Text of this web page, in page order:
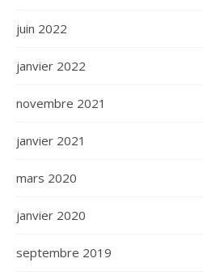
juin 2022
janvier 2022
novembre 2021
janvier 2021
mars 2020
janvier 2020
septembre 2019